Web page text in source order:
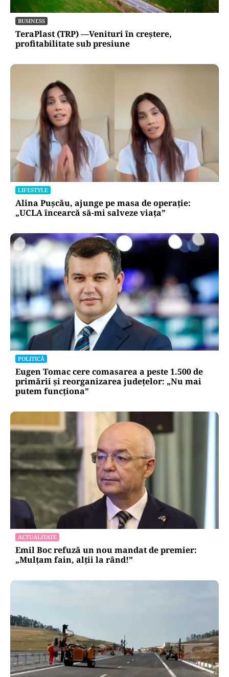
BUSINESS
TeraPlast (TRP) —Venituri în creștere,
profitabilitate sub presiune
LIFESTYLE
Alina Pușcău, ajunge pe masa de operație:
„UCLA încearcă să-mi salveze viața”
POLITICĂ
Eugen Tomac cere comasarea a peste 1.500 de
primării și reorganizarea județelor: „Nu mai
putem funcționa”
ACTUALITATE
Emil Boc refuză un nou mandat de premier:
„Mulțam fain, alții la rând!”